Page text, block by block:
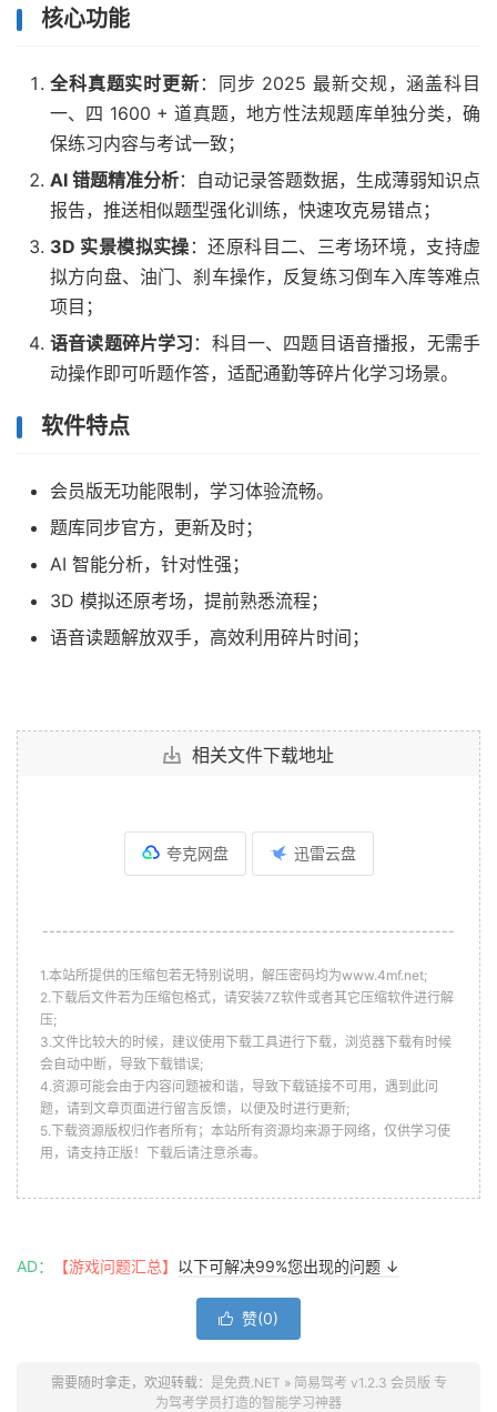
核心功能
全科真题实时更新 ：同步 2025 最新交规，涵盖科目
一、四 1600 + 道真题，地方性法规题库单独分类，确
保练习内容与考试一致；
AI 错题精准分析：自动记录答题数据，生成薄弱知识点
报告，推送相似题型强化训练，快速攻克易错点；
3D 实景模拟实操 ：还原科目二、三考场环境，支持虚
拟方向盘、油门、刹车操作，反复练习倒车入库等难点
项目；
语音读题碎片学习 ：科目一、四题目语音播报，无需手
动操作即可听题作答，适配通勤等碎片化学习场景。
软件特点
会员版无功能限制，学习体验流畅。
题库同步官方，更新及时；
AI 智能分析，针对性强；
3D 模拟还原考场，提前熟悉流程；
语音读题解放双手，高效利用碎片时间；
相关文件下载地址
夸克网盘 迅雷云盘
--------------------------------------------------------------
1.本站所提供的压缩包若无特别说明，解压密码均为www.4mf.net;
2.下载后文件若为压缩包格式，请安装7Z软件或者其它压缩软件进行解
压;
3.文件比较大的时候，建议使用下载工具进行下载，浏览器下载有时候
会自动中断，导致下载错误;
4.资源可能会由于内容问题被和谐，导致下载链接不可用，遇到此问
题，请到文章页面进行留言反馈，以便及时进行更新;
5.下载资源版权归作者所有；本站所有资源均来源于网络，仅供学习使
用，请支持正版！下载后请注意杀毒。
AD： 【游戏问题汇总】 以下可解决99%您出现的问题 ↓
 赞(0)
需要随时拿走，欢迎转载： 是免费.NET » 简易驾考 v1.2.3 会员版 专
为驾考学员打造的智能学习神器